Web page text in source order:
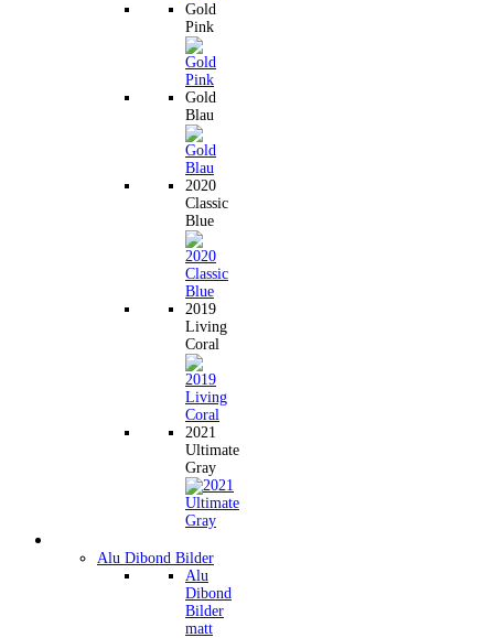
Gold
Pink
Gold
Blau
2020
Classic
Blue
2019
Living
Coral
2021
Ultimate
Gray
Alu Dibond Bilder
Alu
Dibond
Bilder
matt